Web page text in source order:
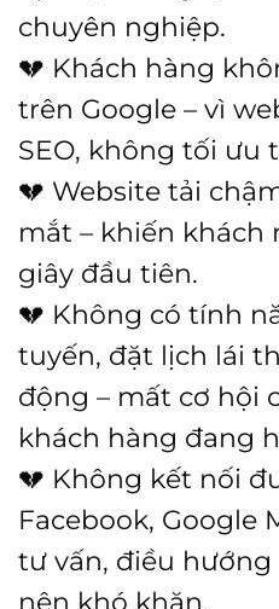
chuyên nghiệp.
💔 Khách hàng
trên Google – vì
SEO, không tối ưu
💔 Website tải
mắt – khiến khách
giây đầu tiên.
💔 Không có tính
tuyến, đặt lịch lái
động – mất cơ hội
khách hàng đang
💔 Không kết nối
Facebook, Google
tư vấn, điều
nên khó khăn.